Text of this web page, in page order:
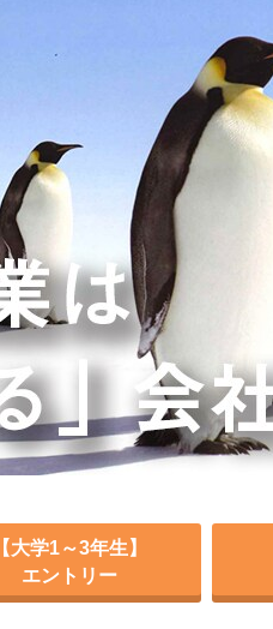
【大学1～3年生】
エントリー